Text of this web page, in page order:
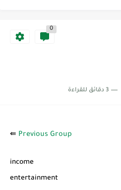
0
3 دقائق للقراءة
⇚ Previous Group
income
entertainment